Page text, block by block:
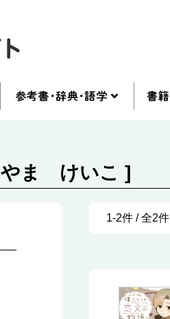
やま けいこ ]
1-2件 / 全2件